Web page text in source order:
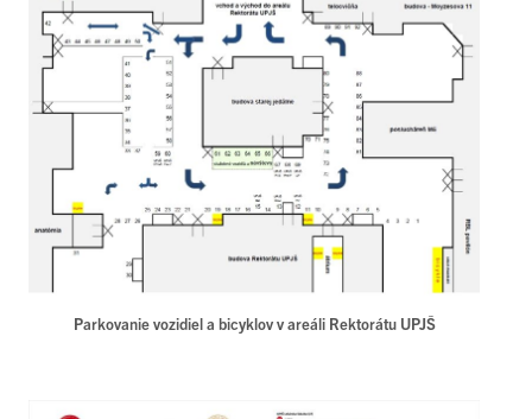
Parkovanie vozidiel a bicyklov v areáli Rektorátu UPJŠ